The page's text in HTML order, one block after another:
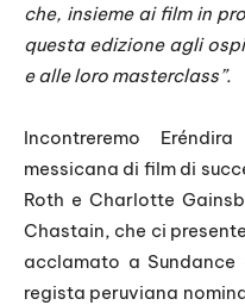
che, insieme ai film in
questa edizione agli
e alle loro masterclass”.
Incontreremo
messicana di film di
Roth e Charlotte
Chastain, che ci
acclamato a Sundance
regista peruviana